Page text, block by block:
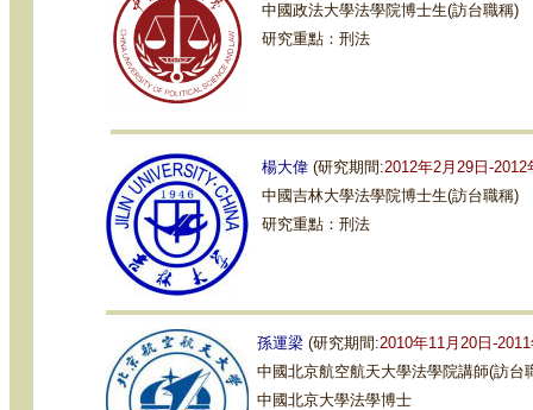
中國政法大學法學院博士生(訪台職稱)
研究重點：刑法
楊大偉 (研究期間:2012年2月29日-2012
中國吉林大學法學院博士生(訪台職稱)
研究重點：刑法
孫運梁 (研究期間:2010年11月20日-
中國北京航空航天大學法學院講師(訪台
中國北京大學法學博士